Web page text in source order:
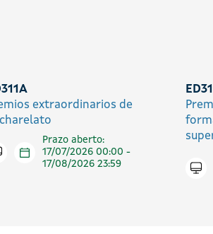
extraordinarios de
en liña
Prazo aberto:
17/07/2026 00:00 -
17/08/2026 23:59